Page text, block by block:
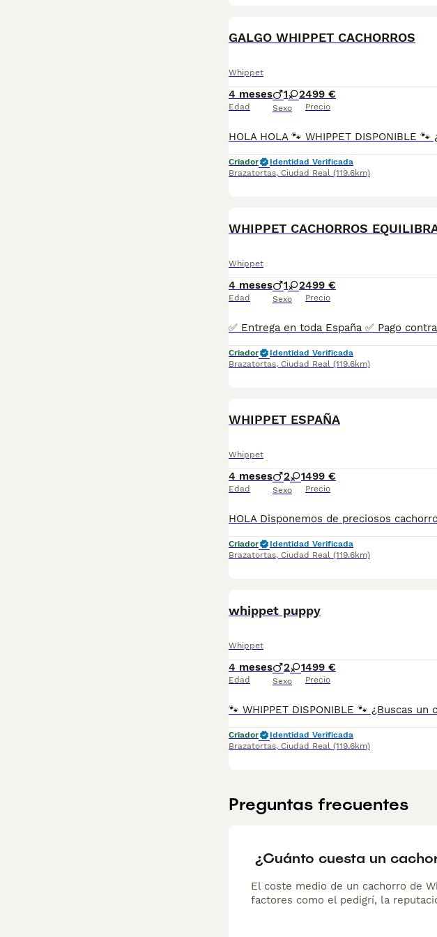
GALGO WHIPPET CACHORROS
Whippet
4 meses
Edad
1 2
Sexo
499 €
Precio
Criador
Identidad Verificada
Brazatortas, Ciudad Real (119.6km)
WHIPPET CACHORROS
Whippet
4 meses
Edad
1 2
Sexo
499 €
Precio
Criador
Identidad Verificada
Brazatortas, Ciudad Real (119.6km)
WHIPPET ESPAÑA
Whippet
4 meses
Edad
2 1
Sexo
499 €
Precio
Criador
Identidad Verificada
Brazatortas, Ciudad Real (119.6km)
whippet puppy
Whippet
4 meses
Edad
2 1
Sexo
499 €
Precio
Criador
Identidad Verificada
Brazatortas, Ciudad Real (119.6km)
Preguntas frecuentes
¿Cuánto cuesta un
El coste medio de un cachorro de
factores como el pedigrí, la